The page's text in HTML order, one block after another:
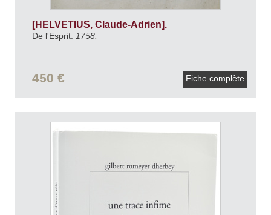
[HELVETIUS, Claude-Adrien].
De l'Esprit. 1758.
450 € Fiche complète